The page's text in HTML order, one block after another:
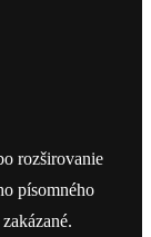
rozširovanie
písomného